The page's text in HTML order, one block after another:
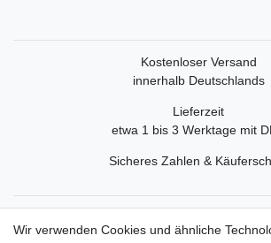
Kostenloser Versand
innerhalb Deutschlands
Lieferzeit
etwa 1 bis 3 Werktage mit
Sicheres Zahlen &
Wir verwenden Cookies und ähnliche